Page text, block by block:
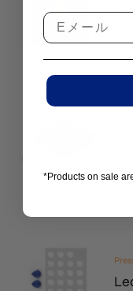
*Products on sale